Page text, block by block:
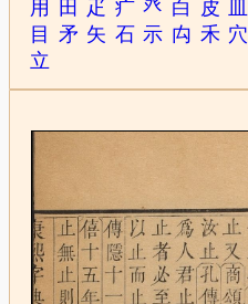
用
田 疋 疒 癶 白 皮
目
矛 矢 石 示 禸 禾 穴
立